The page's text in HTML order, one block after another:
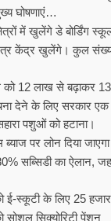
घोषणाएं…
में खुलेंगे डे बोर्डिंग
केंद्र खुलेंगे। कुल
को 12 लाख से बढ़ाकर
देने के लिए सरकार एक
पशुओं को हटाना।
ब्याज पर लोन दिया
सब्सिडी का ऐलान,
ई-स्कूटी के लिए 25
सोशल सिक्योरिटी पेंशन